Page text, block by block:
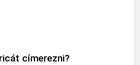
címerezni?